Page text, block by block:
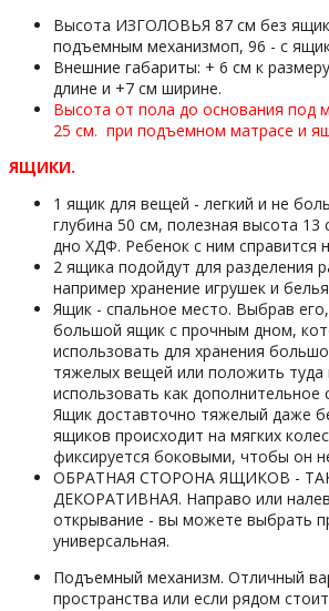
Высота ИЗГОЛОВЬЯ 87 см без
подъемным механизмоп, 96 - с
Внешние габариты: + 6 см к
длине и +7 см ширине.
Высота от пола до основания под
25 см. при подъемном матрасе и
ЯЩИКИ.
1 ящик для вещей - легкий и не
глубина 50 см, полезная высота 13
дно ХДФ. Ребенок с ним справится
2 ящика подойдут для разделения
например хранение игрушек и
Ящик - спальное место. Выбрав
большой ящик с прочным дном,
использовать для хранения
тяжелых вещей или положить туда
использовать как дополнительное
Ящик доставточно тяжелый даже
ящиков происходит на мягких
фиксируется боковыми, чтобы он
ОБРАТНАЯ СТОРОНА ЯЩИКОВ -
ДЕКОРАТИВНАЯ. Направо или
открывание - вы можете выбрать
универсальная.
Подъемный механизм. Отличный
пространства или если рядом